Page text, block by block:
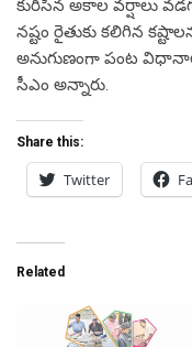
కురిసిన అకాల వర్షాలు
నష్టం రైతుకు కలిగిన
అనుగుణంగా పంట
సీఎం అన్నారు.
Share this:
Twitter
Related